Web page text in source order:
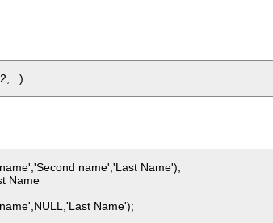
name','Last Name');
Name
Name');